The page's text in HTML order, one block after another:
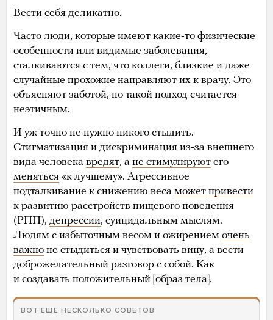
Вести себя деликатно.
Часто люди, которые имеют какие-то физические
особенности или видимые заболевания,
сталкиваются с тем, что коллеги, близкие и даже
случайные прохожие направляют их к врачу. Это
объясняют заботой, но такой подход считается
неэтичным.
И уж точно не нужно никого стыдить.
Стигматизация и дискриминация из-за внешнего
вида человека вредят, а не стимулируют его
меняться «к лучшему». Агрессивное
подталкивание к снижению веса может привести
к развитию расстройств пищевого поведения
(РПП), депрессии, суицидальным мыслям.
Людям с избыточным весом и ожирением очень
важно не стыдиться и чувствовать вину, а вести
доброжелательный разговор с собой. Как
и создавать положительный образ тела .
ВОТ ЕЩЕ НЕСКОЛЬКО СОВЕТОВ